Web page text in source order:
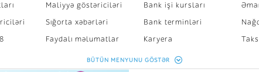
Maliyyə göstəriciləri
Sığorta xəbərləri
Faydalı məlumatlar
Sığorta kalkulyatoru
Bank işi kursları
Bank terminləri
Karyera
Peşakar inkişaf
BÜTÜN MENYUNU GÖSTƏR